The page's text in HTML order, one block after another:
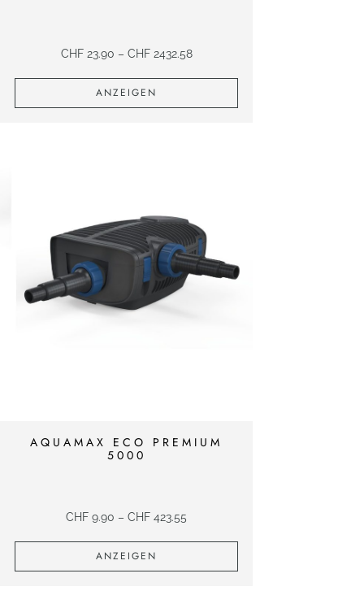
CHF23.90 – CHF2432.58
ANZEIGEN
AQUAMAX ECO PREMIUM
5000
CHF 9.90 – CHF 423.55
ANZEIGEN